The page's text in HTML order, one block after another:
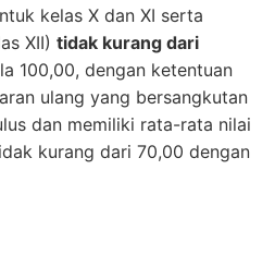
kelas X dan XI serta
XII) tidak kurang dari
100,00, dengan ketentuan
ulang yang bersangkutan
dan memiliki rata-rata nilai
kurang dari 70,00 dengan